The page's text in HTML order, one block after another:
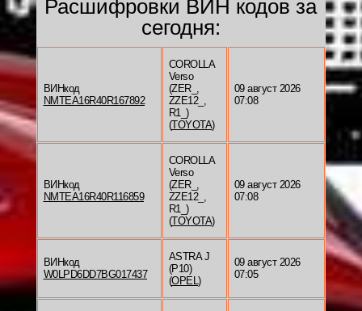
Расшифровки ВИН кодов за
сегодня:
ВИНкод
NMTEA16R40R167892
COROLLA
Verso
(ZER_,
ZZE12_,
R1_)
(TOYOTA)
09 август 2026
07:08
ВИНкод
NMTEA16R40R116859
COROLLA
Verso
(ZER_,
ZZE12_,
R1_)
(TOYOTA)
09 август 2026
07:08
ВИНкод
W0LPD6DD7BG017437
ASTRA J
(P10)
(OPEL)
09 август 2026
07:05